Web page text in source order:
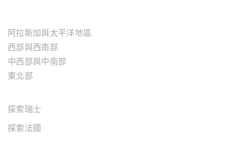
阿拉斯加與太平洋地區
西部與西南部
中西部與中南部
東北部
探索瑞士
探索法國